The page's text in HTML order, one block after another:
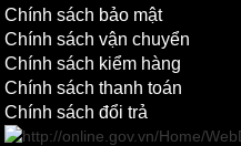
Chính sách bảo mật
Chính sách vận chuyển
Chính sách kiểm hàng
Chính sách thanh toán
Chính sách đổi trả